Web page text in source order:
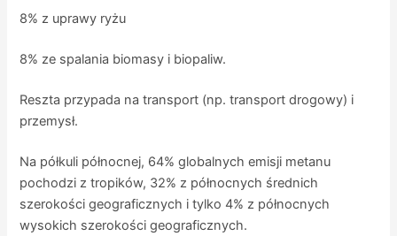
8% z uprawy ryżu
8% ze spalania biomasy i biopaliw.
Reszta przypada na transport (np. transport drogowy) i
przemysł.
Na półkuli północnej, 64% globalnych emisji metanu
pochodzi z tropików, 32% z północnych średnich
szerokości geograficznych i tylko 4% z północnych
wysokich szerokości geograficznych.